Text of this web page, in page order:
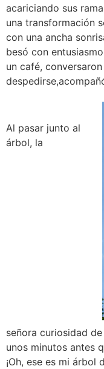
acariciando sus
una transformación
con una ancha
besó con
un café,
Al pasar junto al
árbol, la
señora curiosidad
unos minutos antes
¡Oh, ese es mi